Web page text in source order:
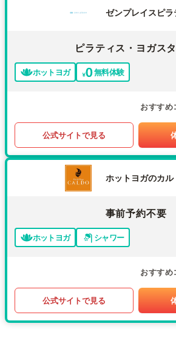
ゼンプレイスピラ
ピラティス・ヨガス
ホットヨガ 無料体験
おすすめ
公式サイトで見る
ホットヨガのカル
事前予約不要
ホットヨガ シャワー
おすすめ
公式サイトで見る